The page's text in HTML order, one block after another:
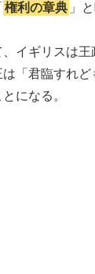
権利の章典 」
イギリスは王
「君臨すれど
になる。